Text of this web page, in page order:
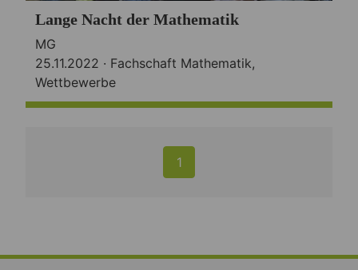
Lange Nacht der Mathematik
MG
25.11.2022 · Fachschaft Mathematik,
Wettbewerbe
1